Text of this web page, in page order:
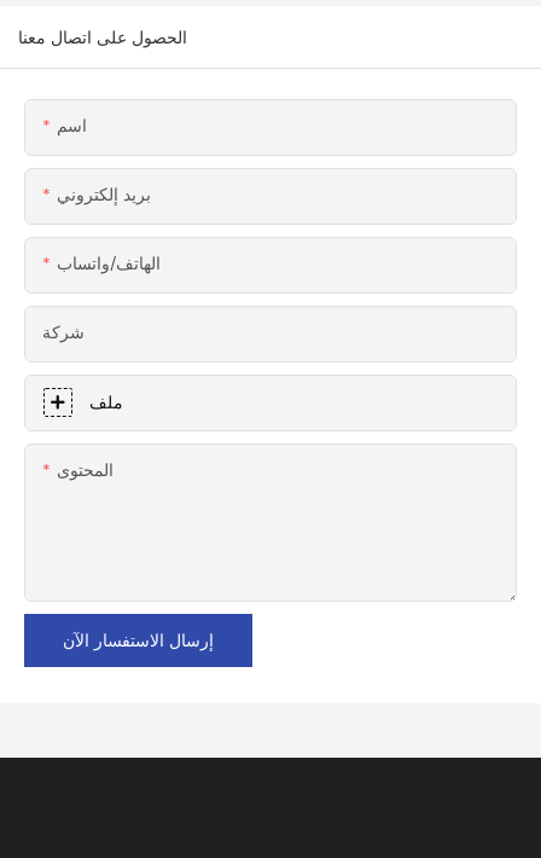
6061 للسيارات الخارقة
الحصول على اتصال معنا
اسم
بريد إلكتروني
الهاتف/واتساب
شركة
ملف
المحتوى
إرسال الاستفسار الآن